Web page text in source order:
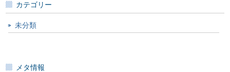
カテゴリー
未分類
メタ情報